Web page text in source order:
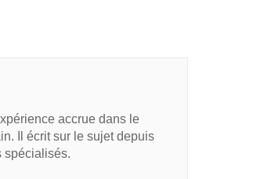
accrue dans le
Il écrit sur le sujet depuis
spécialisés.